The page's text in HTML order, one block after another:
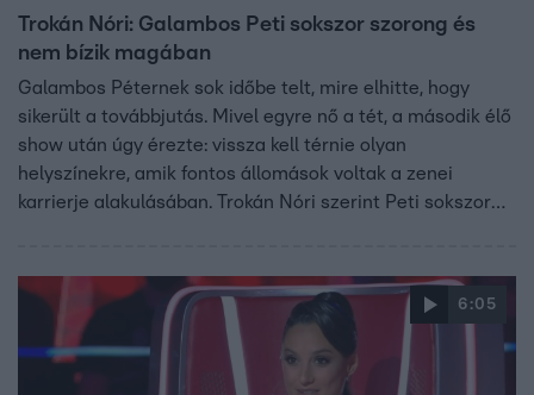
Trokán Nóri: Galambos Peti sokszor szorong és
nem bízik magában
Galambos Péternek sok időbe telt, mire elhitte, hogy
sikerült a továbbjutás. Mivel egyre nő a tét, a második élő
show után úgy érezte: vissza kell térnie olyan
helyszínekre, amik fontos állomások voltak a zenei
karrierje alakulásában. Trokán Nóri szerint Peti sokszor
rúgniuk az ajtót ahhoz, hogy a Fináléjában állhasson.
6:05